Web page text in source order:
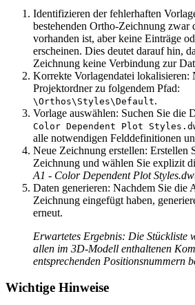
Identifizieren der fehlerhaften
bestehenden Ortho-Zeichnung zwar
vorhanden ist, aber keine Einträge
erscheinen. Dies deutet darauf hin,
Zeichnung keine Verbindung zur
Korrekte Vorlagendatei lokalisieren:
Projektordner zu folgendem Pfad:
\Orthos\Styles\Default.
Vorlage auswählen: Suchen Sie die
Color Dependent Plot
alle notwendigen Felddefinitionen
Neue Zeichnung erstellen: Erstellen
Zeichnung und wählen Sie explizit
A1 - Color Dependent Plot
Daten generieren: Nachdem Sie die
Zeichnung eingefügt haben,
erneut.
Erwartetes Ergebnis: Die Stückliste
allen im 3D-Modell enthaltenen
entsprechenden Positionsnummern
Wichtige Hinweise